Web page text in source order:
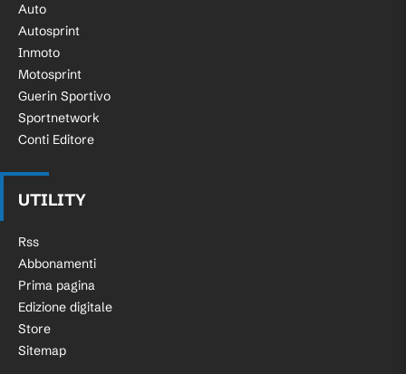
Auto
Autosprint
Inmoto
Motosprint
Guerin Sportivo
Sportnetwork
Conti Editore
UTILITY
Rss
Abbonamenti
Prima pagina
Edizione digitale
Store
Sitemap